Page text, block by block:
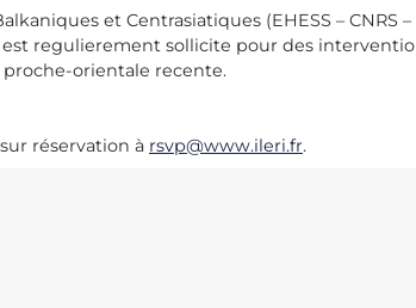
et Centrasiatiques (EHESS – CNRS
est regulierement sollicite pour des
proche-orientale recente.
réservation à rsvp@www.ileri.fr.